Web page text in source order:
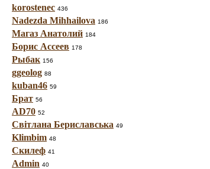
korostenec 436
Nadezda Mihhailova 186
Магаз Анатолий 184
Борис Ассеев 178
Рыбак 156
ggeolog 88
kuban46 59
Брат 56
AD70 52
Світлана Бериславська 49
Klimbim 48
Скилеф 41
Admin 40